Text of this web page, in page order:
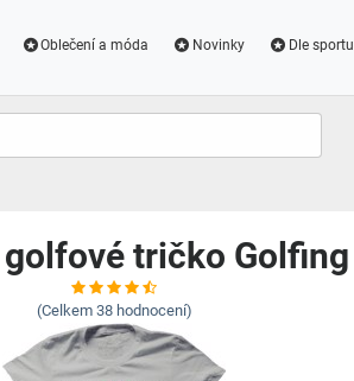
Oblečení a móda Novinky Dle sportu
golfové tričko Golfing
(Celkem38 hodnocení)